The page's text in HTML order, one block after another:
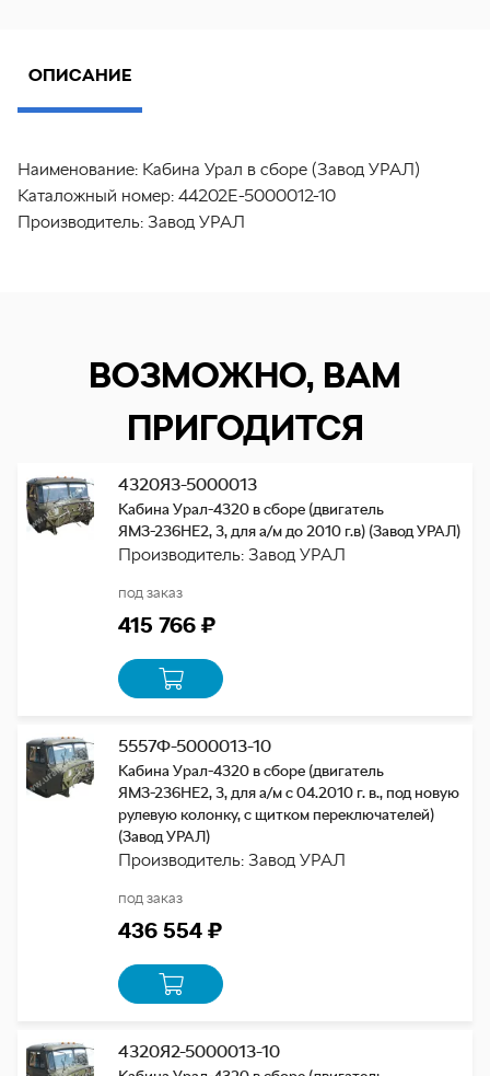
ОПИСАНИЕ
Наименование: Кабина Урал в сборе (Завод УРАЛ)
Каталожный номер: 44202Е-5000012-10
Производитель: Завод УРАЛ
ВОЗМОЖНО, ВАМ
ПРИГОДИТСЯ
4320Я3-5000013
Кабина Урал-4320 в сборе (двигатель
ЯМЗ-236НЕ2, 3, для а/м до 2010 г.в) (Завод УРАЛ)
Производитель: Завод УРАЛ
под заказ
415 766 ₽
5557Ф-5000013-10
Кабина Урал-4320 в сборе (двигатель
ЯМЗ-236НЕ2, 3, для а/м с 04.2010 г. в., под новую
рулевую колонку, с щитком переключателей)
(Завод УРАЛ)
Производитель: Завод УРАЛ
под заказ
436 554 ₽
4320Я2-5000013-10